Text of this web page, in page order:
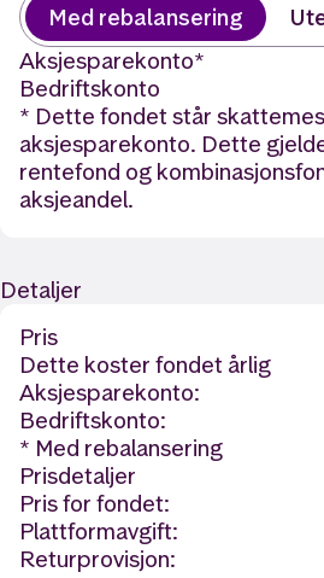
Med rebalansering
Aksjesparekonto*
Bedriftskonto
* Dette fondet står
aksjesparekonto. Dette
rentefond og
aksjeandel.
Detaljer
Pris
Dette koster fondet årlig
Aksjesparekonto:
Bedriftskonto:
* Med rebalansering
Prisdetaljer
Pris for fondet:
Plattformavgift:
Returprovisjon: